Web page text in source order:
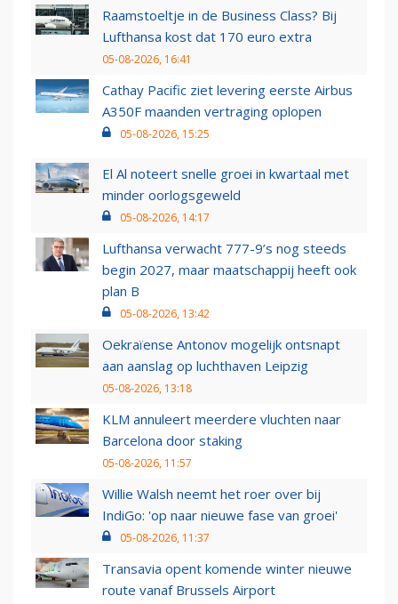
Raamstoeltje in de Business Class? Bij
Lufthansa kost dat 170 euro extra
05-08-2026, 16:41
Cathay Pacific ziet levering eerste Airbus
A350F maanden vertraging oplopen
05-08-2026, 15:25
El Al noteert snelle groei in kwartaal met
minder oorlogsgeweld
05-08-2026, 14:17
Lufthansa verwacht 777-9’s nog steeds
begin 2027, maar maatschappij heeft ook
plan B
05-08-2026, 13:42
Oekraïense Antonov mogelijk ontsnapt
aan aanslag op luchthaven Leipzig
05-08-2026, 13:18
KLM annuleert meerdere vluchten naar
Barcelona door staking
05-08-2026, 11:57
Willie Walsh neemt het roer over bij
IndiGo: 'op naar nieuwe fase van groei'
05-08-2026, 11:37
Transavia opent komende winter nieuwe
route vanaf Brussels Airport